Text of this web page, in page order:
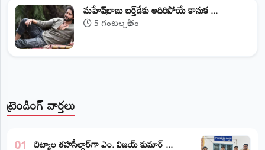
ట్రెండింగ్ వార్తలు
01 ​చిట్యాల తహసీల్దార్‌గా ఎం. విజయ్ కుమార్ ...
మహేష్‌బాబు బర్త్‌డేకు అదిరిపోయే కానుక ...
5 గంటల క్రితం